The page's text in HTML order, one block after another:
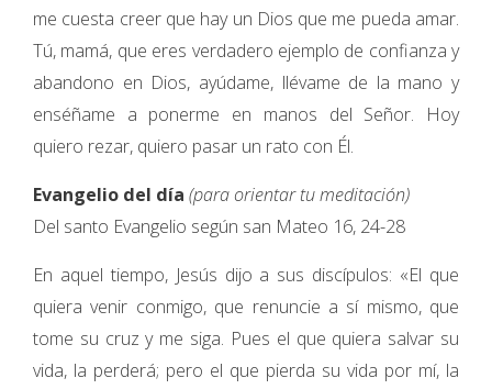
me cuesta creer que hay un Dios que me pueda amar.
Tú, mamá, que eres verdadero ejemplo de confianza y
abandono en Dios, ayúdame, llévame de la mano y
enséñame a ponerme en manos del Señor. Hoy
quiero rezar, quiero pasar un rato con Él.
Evangelio del día (para orientar tu meditación)
Del santo Evangelio según san Mateo 16, 24-28
En aquel tiempo, Jesús dijo a sus discípulos: «El que
quiera venir conmigo, que renuncie a sí mismo, que
tome su cruz y me siga. Pues el que quiera salvar su
vida, la perderá; pero el que pierda su vida por mí, la